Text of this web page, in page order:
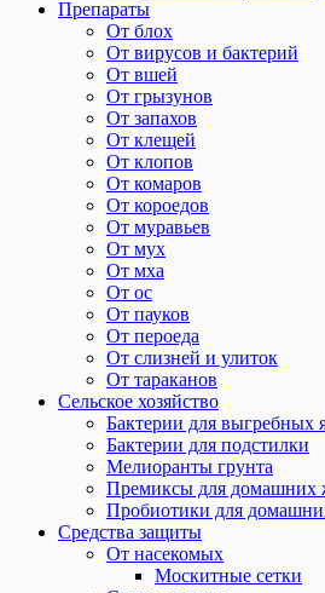
Препараты
От блох
От вирусов и бактерий
От вшей
От грызунов
От запахов
От клещей
От клопов
От комаров
От короедов
От муравьев
От мух
От мха
От ос
От пауков
От пероеда
От слизней и улиток
От тараканов
Сельское хозяйство
Бактерии для выгребных
Бактерии для подстилки
Мелиоранты грунта
Премиксы для домашних
Пробиотики для
Средства защиты
От насекомых
Москитные сетки